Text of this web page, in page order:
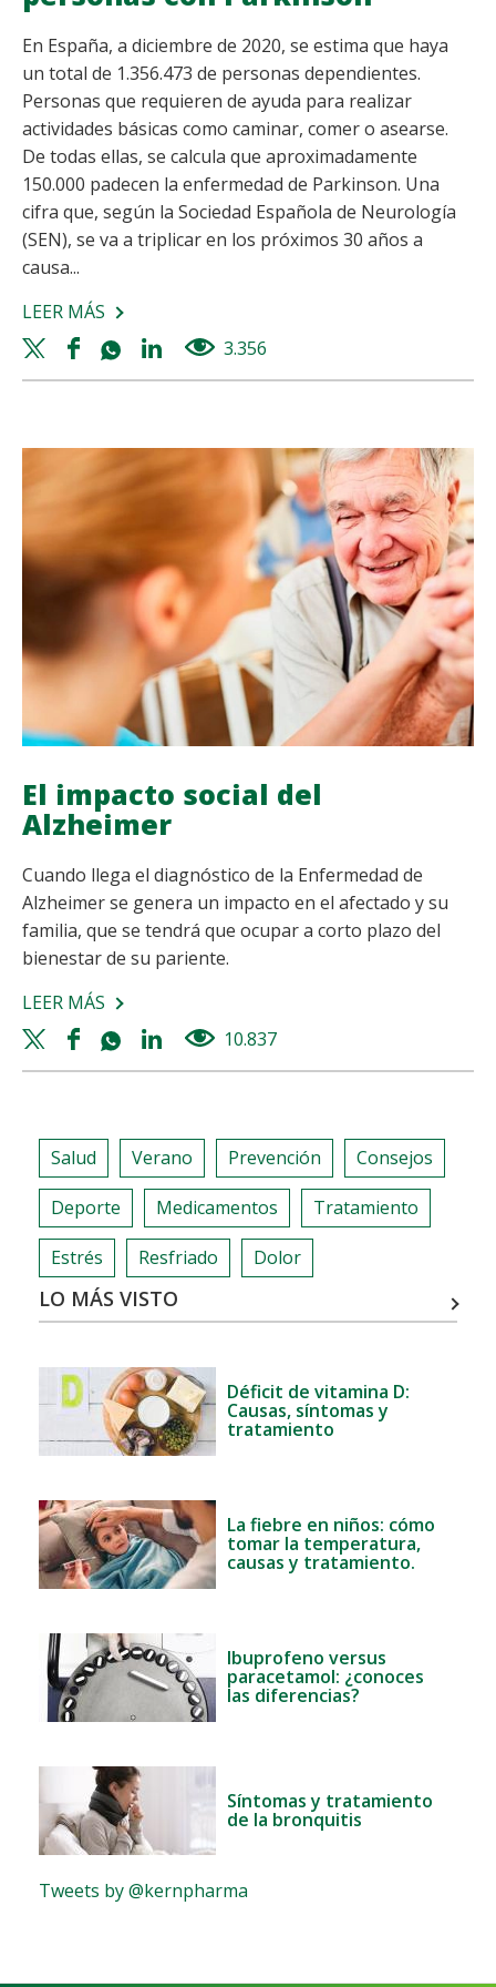
En España, a diciembre de 2020, se estima que haya
un total de 1.356.473 de personas dependientes.
Personas que requieren de ayuda para realizar
actividades básicas como caminar, comer o asearse.
De todas ellas, se calcula que aproximadamente
150.000 padecen la enfermedad de Parkinson. Una
cifra que, según la Sociedad Española de Neurología
(SEN), se va a triplicar en los próximos 30 años a
causa...
LEER MÁS SOBRE
CONSEJOS
PARA
PERSONAS
CON
Twitter
share
Facebook
share
Whatsapp
share
Linkedin
share
3.356
El impacto social del
Alzheimer
Cuando llega el diagnóstico de la Enfermedad de
Alzheimer se genera un impacto en el afectado y su
familia, que se tendrá que ocupar a corto plazo del
bienestar de su pariente.
LEER MÁS SOBRE
EL
IMPACTO
ALZHEIMER
Twitter
share
Facebook
share
Whatsapp
share
Linkedin
share
10.837
Salud Verano Prevención Consejos
Deporte Medicamentos Tratamiento
Estrés Resfriado Dolor
LO MÁS VISTO
Déficit de vitamina D:
Causas, síntomas y
tratamiento
La fiebre en niños: cómo
tomar la temperatura,
causas y tratamiento.
Ibuprofeno versus
paracetamol: ¿conoces
las diferencias?
Síntomas y tratamiento
de la bronquitis
Tweets by @kernpharma